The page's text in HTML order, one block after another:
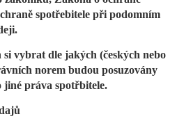
spotřebitele při podomním
vybrat dle jakých (českých nebo
norem budou posuzovány
jiné práva spotřbitele.